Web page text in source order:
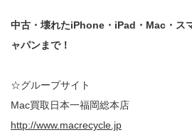
中古・壊れたiPhone・iPad・Mac・ス
ャパンまで！
☆グループサイト
Mac買取日本一福岡総本店
http://www.macrecycle.jp